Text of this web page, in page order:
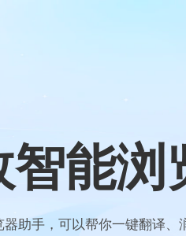
智能浏
器助手，可以帮你一键翻译